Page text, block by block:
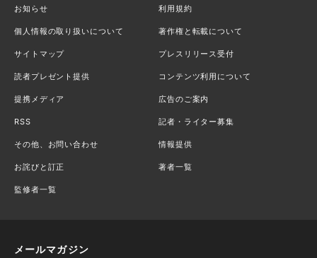
お知らせ 利用規約
個人情報の取り扱いについて 著作権と転載について
サイトマップ プレスリリース受付
読者プレゼント提供 コンテンツ利用について
提携メディア 広告のご案内
RSS 記者・ライター募集
その他、お問い合わせ 情報提供
お詫びと訂正 著者一覧
監修者一覧
メールマガジン